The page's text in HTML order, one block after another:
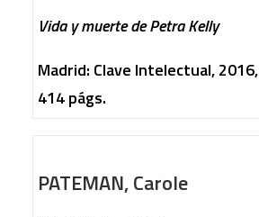
Vida y muerte de Petra Kelly
Madrid: Clave Intelectual, 2016,
414 págs.
PATEMAN, Carole